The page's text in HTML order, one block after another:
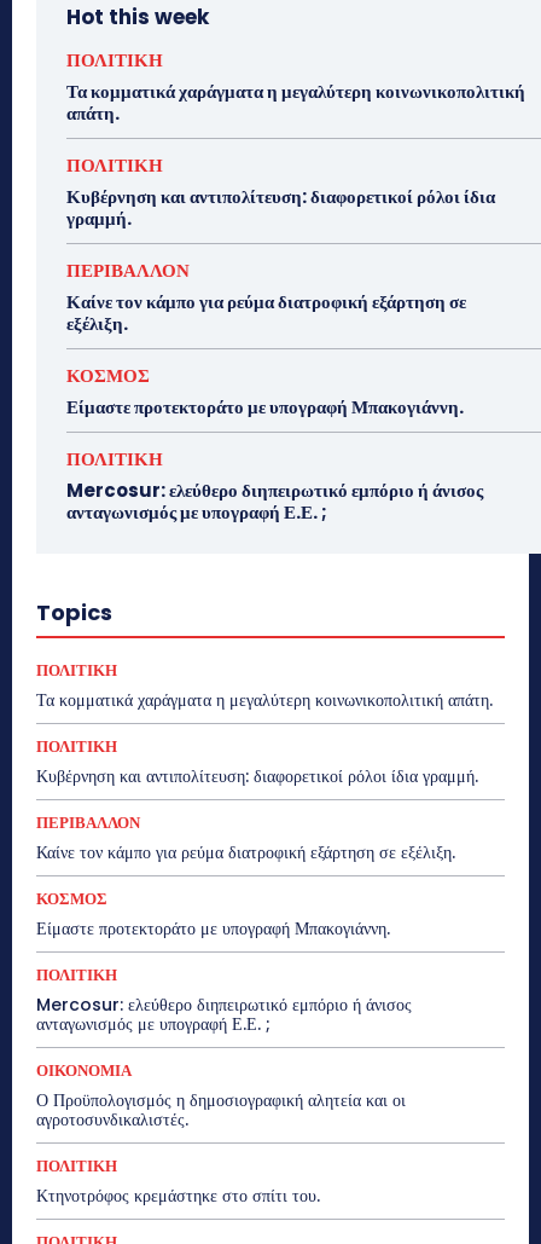
Hot this week
ΠΟΛΙΤΙΚΗ
Τα κομματικά χαράγματα η μεγαλύτερη κοινωνικοπολιτική
απάτη.
ΠΟΛΙΤΙΚΗ
Κυβέρνηση και αντιπολίτευση: διαφορετικοί ρόλοι ίδια
γραμμή.
ΠΕΡΙΒΑΛΛΟΝ
Καίνε τον κάμπο για ρεύμα διατροφική εξάρτηση σε
εξέλιξη.
ΚΟΣΜΟΣ
Είμαστε προτεκτοράτο με υπογραφή Μπακογιάννη.
ΠΟΛΙΤΙΚΗ
Mercosur: ελεύθερο διηπειρωτικό εμπόριο ή άνισος
ανταγωνισμός με υπογραφή Ε.Ε. ;
Topics
ΠΟΛΙΤΙΚΗ
Τα κομματικά χαράγματα η μεγαλύτερη κοινωνικοπολιτική απάτη.
ΠΟΛΙΤΙΚΗ
Κυβέρνηση και αντιπολίτευση: διαφορετικοί ρόλοι ίδια γραμμή.
ΠΕΡΙΒΑΛΛΟΝ
Καίνε τον κάμπο για ρεύμα διατροφική εξάρτηση σε εξέλιξη.
ΚΟΣΜΟΣ
Είμαστε προτεκτοράτο με υπογραφή Μπακογιάννη.
ΠΟΛΙΤΙΚΗ
Mercosur: ελεύθερο διηπειρωτικό εμπόριο ή άνισος
ανταγωνισμός με υπογραφή Ε.Ε. ;
ΟΙΚΟΝΟΜΙΑ
Ο Προϋπολογισμός η δημοσιογραφική αλητεία και οι
αγροτοσυνδικαλιστές.
ΠΟΛΙΤΙΚΗ
Κτηνοτρόφος κρεμάστηκε στο σπίτι του.